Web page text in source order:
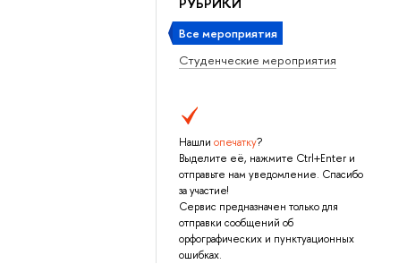
Все мероприятия
Студенческие мероприятия
Нашли опечатку?
Выделите её, нажмите Ctrl+Enter и
отправьте нам уведомление. Спасибо
за участие!
Сервис предназначен только для
отправки сообщений об
орфографических и пунктуационных
ошибках.